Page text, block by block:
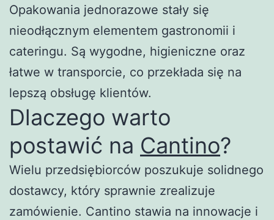
Opakowania jednorazowe stały się
nieodłącznym elementem gastronomii i
cateringu. Są wygodne, higieniczne oraz
łatwe w transporcie, co przekłada się na
lepszą obsługę klientów.
Dlaczego warto
postawić na Cantino?
Wielu przedsiębiorców poszukuje solidnego
dostawcy, który sprawnie zrealizuje
zamówienie. Cantino stawia na innowacje i